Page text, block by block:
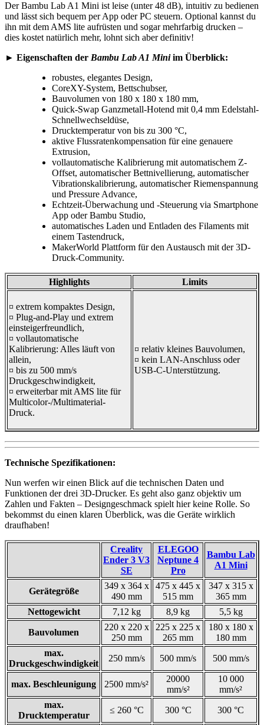
Der Bambu Lab A1 Mini ist leise (unter 48 dB), intuitiv zu bedienen
und lässt sich bequem per App oder PC steuern. Optional kannst du
ihn mit dem AMS lite aufrüsten und sogar mehrfarbig drucken –
dies kostet natürlich mehr, lohnt sich aber definitiv!
► Eigenschaften der Bambu Lab A1 Miniim Überblick:
robustes, elegantes Design,
CoreXY-System, Bettschubser,
Bauvolumen von 180 x 180 x 180 mm,
Quick-Swap Ganzmetall-Hotend mit 0,4 mm Edelstahl-
Schnellwechseldüse,
Drucktemperatur von bis zu 300 °C,
aktive Flussratenkompensation für eine genauere
Extrusion,
vollautomatische Kalibrierung mit automatischem Z-
Offset, automatischer Bettnivellierung, automatischer
Vibrationskalibrierung, automatischer Riemenspannung
und Pressure Advance,
Echtzeit-Überwachung und -Steuerung via Smartphone
App oder Bambu Studio,
automatisches Laden und Entladen des Filaments mit
einem Tastendruck,
MakerWorld Plattform für den Austausch mit der 3D-
Druck-Community.
Highlights Limits
¤ extrem kompaktes Design,
¤ Plug-and-Play und extrem
einsteigerfreundlich,
¤ vollautomatische
Kalibrierung: Alles läuft von
allein,
¤ bis zu 500 mm/s
Druckgeschwindigkeit,
¤ erweiterbar mit AMS lite für
Multicolor-/Multimaterial-
Druck.
¤ relativ kleines Bauvolumen,
¤ kein LAN-Anschluss oder
USB-C-Unterstützung.
Technische Spezifikationen:
Nun werfen wir einen Blick auf die technischen Daten und
Funktionen der drei 3D-Drucker. Es geht also ganz objektiv um
Zahlen und Fakten – Designgeschmack spielt hier keine Rolle. So
bekommst du einen klaren Überblick, was die Geräte wirklich
draufhaben!
Creality
Ender 3 V3
SE
ELEGOO
Neptune 4
Pro
Bambu Lab
A1 Mini
Gerätegröße
349 x 364 x
490 mm
475 x 445 x
515 mm
347 x 315 x
365 mm
Nettogewicht
7,12 kg 8,9 kg 5,5 kg
Bauvolumen
220 x 220 x
250 mm
225 x 225 x
265 mm
180 x 180 x
180 mm
max.
Druckgeschwindigkeit
250 mm/s 500 mm/s 500 mm/s
max. Beschleunigung 2500 mm/s²
20000
mm/s²
10 000
mm/s²
max.
Drucktemperatur
≤ 260 °C 300 °C 300 °C